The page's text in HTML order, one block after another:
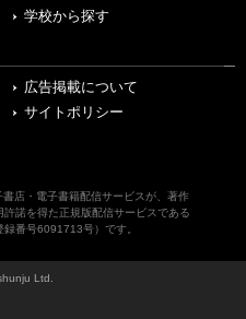
学校から探す
広告掲載について
サイトポリシー
店・電子書籍配信サービスが、著作
諾を得た正規版配信サービスである
録番号6091713号）です。
Ltd.